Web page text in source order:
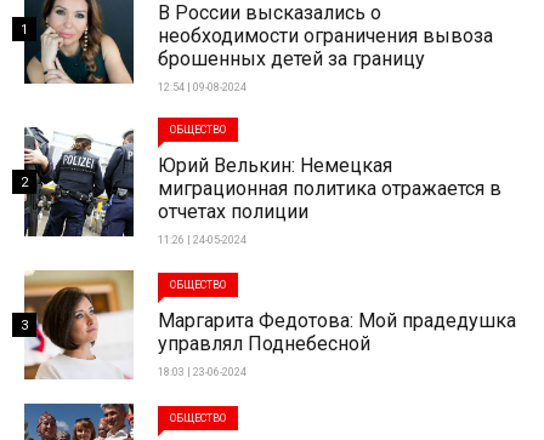
В России высказались о
необходимости ограничения вывоза
брошенных детей за границу
12:54 | 09-08-2024
1
ОБЩЕСТВО
Юрий Велькин: Немецкая
миграционная политика отражается в
отчетах полиции
11:26 | 24-05-2024
2
ОБЩЕСТВО
Маргарита Федотова: Мой прадедушка
управлял Поднебесной
18:03 | 23-06-2024
3
ОБЩЕСТВО